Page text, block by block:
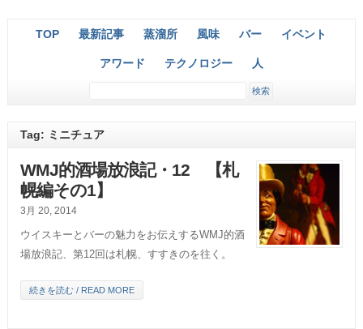
TOP 最新記事 蒸溜所 風味 バー イベント
アワード テクノロジー 人
Tag: ミニチュア
WMJ的酒場放浪記・12 【札
幌編その1】
3月 20, 2014
ウイスキーとバーの魅力をお伝えするWMJ的酒
場放浪記、第12回は札幌、すすきのを往く。
続きを読む / READ MORE